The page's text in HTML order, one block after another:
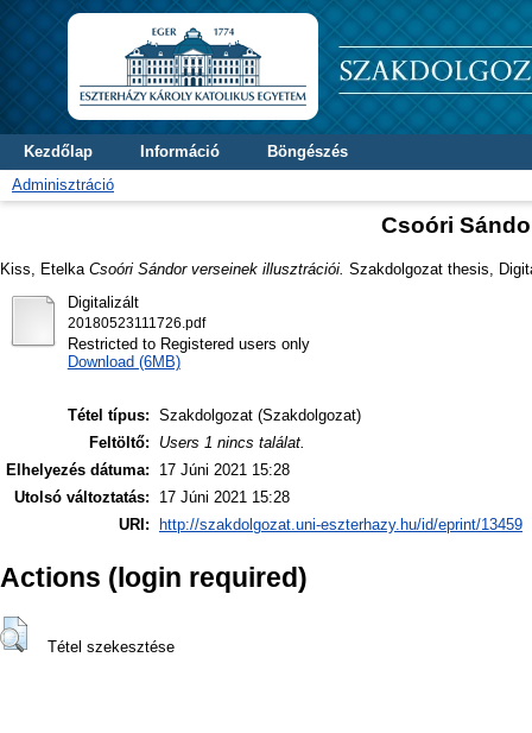
Kezdőlap Információ
Böngészés
Adminisztráció
Csoóri
Kiss, Etelka Csoóri Sándor verseinek illusztrációi. Szakdolgozat thesis,
Digitalizált
20180523111726.pdf
Restricted to Registered users only
Download (6MB)
Tétel típus: Szakdolgozat (Szakdolgozat)
Feltöltő:
Users 1 nincs találat.
Elhelyezés dátuma:
17 Júni 2021 15:28
Utolsó változtatás:
17 Júni 2021 15:28
URI:
http://szakdolgozat.uni-eszterhazy.hu/id/eprint/13459
Actions (login required)
Tétel szekesztése